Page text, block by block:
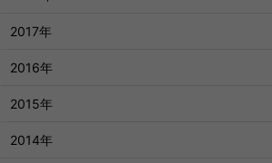
2017年
2016年
2015年
2014年